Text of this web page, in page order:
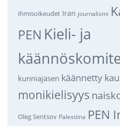
ihmisoikeudet Iran journalismi
PEN Kieli- ja
kunniajäsen käännetty
monikielisyys
Oleg Sentsov Palestiina PEN